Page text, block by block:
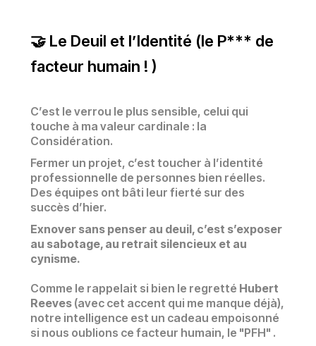
🤝 Le Deuil et l’Identité (le P*** de
facteur humain ! )
C’est le verrou le plus sensible, celui qui
touche à ma valeur cardinale : la
Considération.
Fermer un projet, c’est toucher à l’identité
professionnelle de personnes bien réelles.
Des équipes ont bâti leur fierté sur des
succès d’hier.
Exnover sans penser au deuil, c’est s’exposer
au sabotage, au retrait silencieux et au
cynisme.
Comme le rappelait si bien le regretté Hubert
Reeves(avec cet accent qui me manque déjà),
notre intelligence est un cadeau empoisonné
si nous oublions ce facteur humain, le "PFH" .